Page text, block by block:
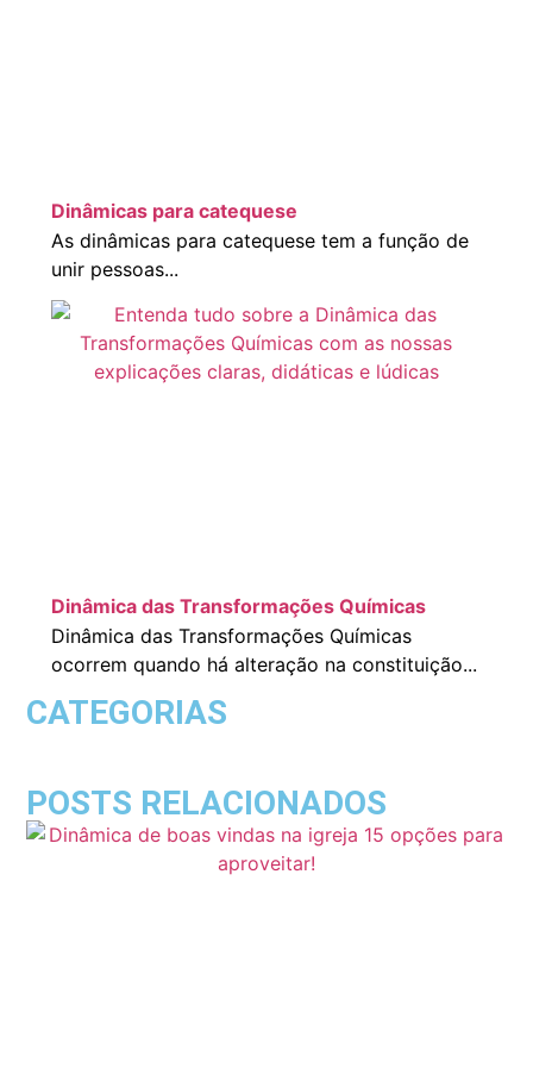
Dinâmicas para catequese
As dinâmicas para catequese tem a função de
unir pessoas...
Dinâmica das Transformações Químicas
Dinâmica das Transformações Químicas
ocorrem quando há alteração na constituição...
CATEGORIAS
POSTS RELACIONADOS